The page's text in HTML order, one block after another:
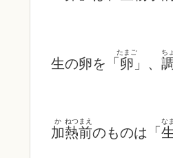
生の卵を「 卵
たまご
」、
ち
加
か
熱
ねつ
前
まえ
のものは「 生
なま